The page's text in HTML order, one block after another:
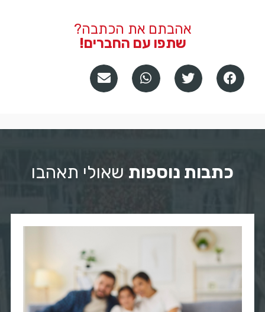
אהבתם את הכתבה?
שתפו עם החברים!
כתבות נוספות שאולי תאהבו